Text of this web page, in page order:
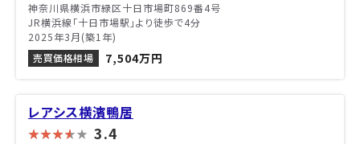
神奈川県横浜市緑区十日市場町869番4号
JR横浜線「十日市場駅」より徒歩で4分
2025年3月(築1年)
売買価格相場
7,504万円
レアシス横濱鴨居
3.4